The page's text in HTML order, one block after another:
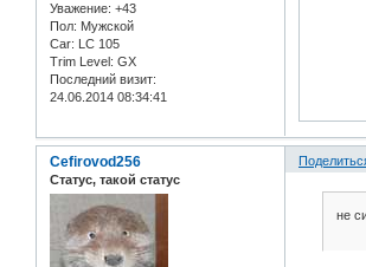
Уважение: +43
Пол: Мужской
Car: LC 105
Trim Level: GX
Последний визит:
24.06.2014 08:34:41
Cefirovod256
Статус, такой статус
не